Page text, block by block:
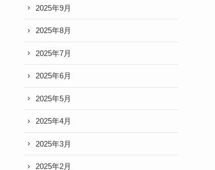
2025年9月
2025年8月
2025年7月
2025年6月
2025年5月
2025年4月
2025年3月
2025年2月